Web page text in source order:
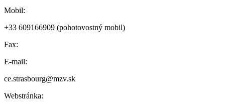
Mobil:
+33 609166909 (pohotovostný mobil)
Fax:
E-mail:
ce.strasbourg@mzv.sk
Webstránka: